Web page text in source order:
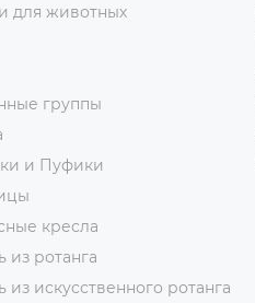
для животных
группы
и Пуфики
кресла
из ротанга
из искусственного ротанга